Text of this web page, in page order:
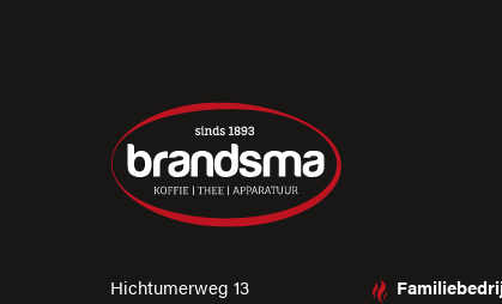
Hichtumerweg 13